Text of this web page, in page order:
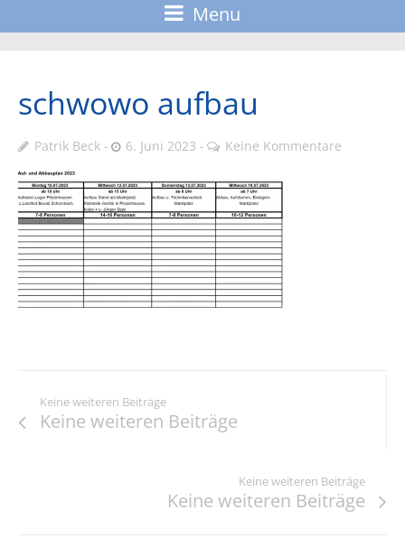
Menu
schwowo aufbau
Patrik Beck 6. Juni 2023 Keine Kommentare
Keine weiteren Beiträge
Keine weiteren Beiträge
Keine weiteren Beiträge
Keine weiteren Beiträge